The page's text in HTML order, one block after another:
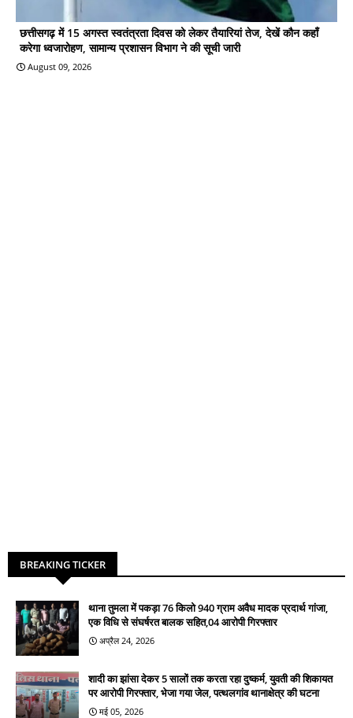
छत्तीसगढ़ में 15 अगस्त स्वतंत्रता दिवस को लेकर तैयारियां तेज, देखें कौन कहाँ
करेगा ध्वजारोहण, सामान्य प्रशासन विभाग ने की सूची जारी
August 09, 2026
BREAKING TICKER
थाना तुमला में पकड़ा 76 किलो 940 ग्राम अवैध मादक प्रदार्थ गांजा,
एक विधि से संघर्षरत बालक सहित,04 आरोपी गिरफ्तार
अप्रैल 24, 2026
शादी का झांसा देकर 5 सालों तक करता रहा दुष्कर्म, युवती की शिकायत
पर आरोपी गिरफ्तार, भेजा गया जेल, पत्थलगांव थानाक्षेत्र की घटना
मई 05, 2026